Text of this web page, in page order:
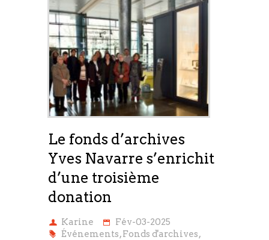
Le fonds d’archives
Yves Navarre s’enrichit
d’une troisième
donation
Karine
Fév-03-2025
Événements,Fonds d'archives,